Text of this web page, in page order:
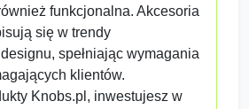
funkcjonalna. Akcesoria
się w trendy
spełniając wymagania
klientów.
Knobs.pl, inwestujesz w